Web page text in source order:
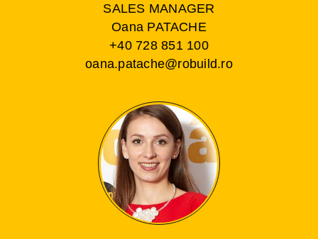
SALES MANAGER
Oana PATACHE
+40 728 851 100
oana.patache@robuild.ro